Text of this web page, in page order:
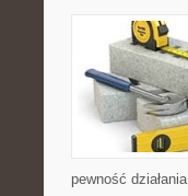
pewność